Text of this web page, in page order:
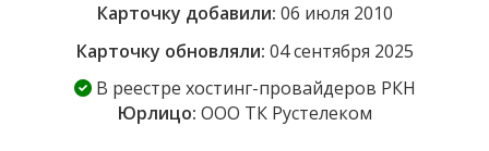
Карточку добавили: 06 июля 2010
Карточку обновляли: 04 сентября 2025
В реестре хостинг-провайдеров РКН
Юрлицо: ООО ТК Рустелеком